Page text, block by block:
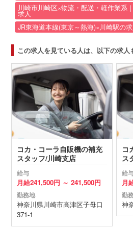
川崎市川崎区×物流・配送・軽作業系
求人
JR東海道本線(東京～熱海)×川崎駅の
この求人を見ている人は、以下の求人
コカ・コーラ自販機の補充
スタッフ/川崎支店
給与
月給241,500円 ～ 241,500円
勤務地
神奈川県川崎市高津区子母口
371-1
コ
ス
給
月
勤
神